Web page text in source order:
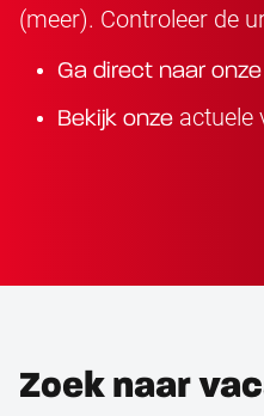
(meer). Controleer de
Ga direct naar onze
Bekijk onze actuele
Zoek naar